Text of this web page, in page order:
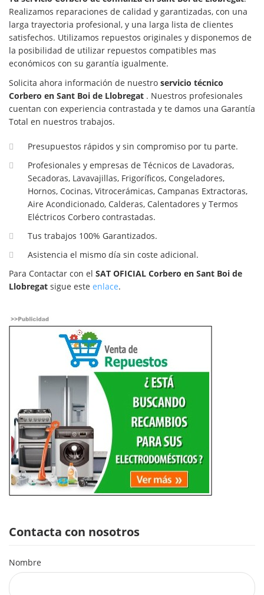
Realizamos reparaciones de calidad y garantizadas, con una
larga trayectoria profesional, y una larga lista de clientes
satisfechos. Utilizamos repuestos originales y disponemos de
la posibilidad de utilizar repuestos compatibles mas
económicos con su garantía igualmente.
Solicita ahora información de nuestro servicio técnico
Corbero en Sant Boi de Llobregat . Nuestros profesionales
cuentan con experiencia contrastada y te damos una Garantía
Total en nuestros trabajos.
Presupuestos rápidos y sin compromiso por tu parte.
Profesionales y empresas de Técnicos de Lavadoras,
Secadoras, Lavavajillas, Frigoríficos, Congeladores,
Hornos, Cocinas, Vitrocerámicas, Campanas Extractoras,
Aire Acondicionado, Calderas, Calentadores y Termos
Eléctricos Corbero contrastadas.
Tus trabajos 100% Garantizados.
Asistencia el mismo día sin coste adicional.
Para Contactar con el SAT OFICIAL Corbero en Sant Boi de
Llobregat sigue este enlace.
Contacta con nosotros
Nombre